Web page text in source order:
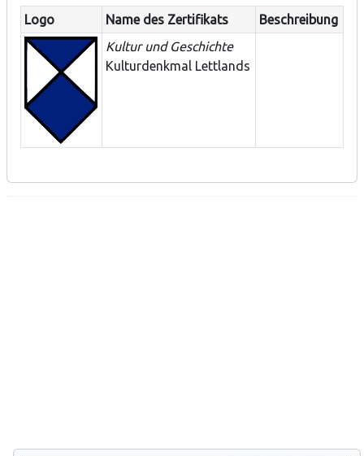
Logo Name des Zertifikats
Beschreibung
Kultur und Geschichte
Kulturdenkmal Lettlands